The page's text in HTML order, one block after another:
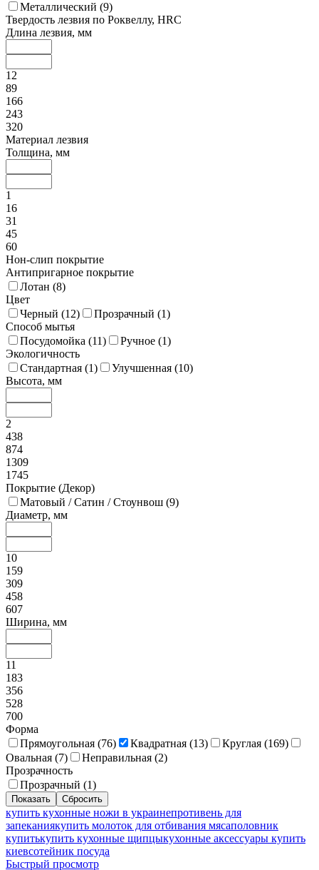
Металлический (9)
Твердость лезвия по Роквеллу, HRC
Длина лезвия, мм
12
89
166
243
320
Материал лезвия
Толщина, мм
1
16
31
45
60
Нон-слип покрытие
Антипригарное покрытие
Лотан (8)
Цвет
Черный (12) Прозрачный (1)
Способ мытья
Посудомойка (11) Ручное (1)
Экологичность
Стандартная (1) Улучшенная (10)
Высота, мм
2
438
874
1309
1745
Покрытие (Декор)
Матовый / Сатин / Стоунвош (9)
Диаметр, мм
10
159
309
458
607
Ширина, мм
11
183
356
528
700
Форма
Прямоугольная (76) Квадратная (13) Круглая (169)
Овальная (7) Неправильная (2)
Прозрачность
Прозрачный (1)
купить кухонные ножи в украинепротивень для
запеканиякупить молоток для отбивания мясаполовник
купитькупить кухонные щипцыкухонные аксессуары купить
киевсотейник посуда
Быстрый просмотр